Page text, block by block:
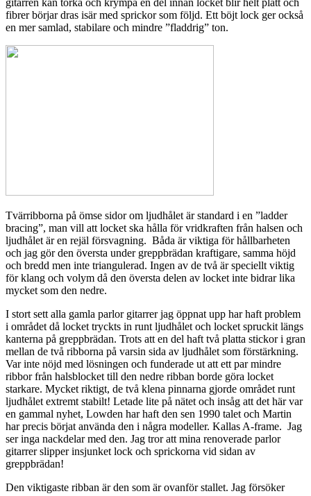
gitarren kan torka och krympa en del innan locket blir helt platt och
fibrer börjar dras isär med sprickor som följd. Ett böjt lock ger också
en mer samlad, stabilare och mindre ”fladdrig” ton.
Tvärribborna på ömse sidor om ljudhålet är standard i en ”ladder
bracing”, man vill att locket ska hålla för vridkraften från halsen och
ljudhålet är en rejäl försvagning. Båda är viktiga för hållbarheten
och jag gör den översta under greppbrädan kraftigare, samma höjd
och bredd men inte triangulerad. Ingen av de två är speciellt viktig
för klang och volym då den översta delen av locket inte bidrar lika
mycket som den nedre.
I stort sett alla gamla parlor gitarrer jag öppnat upp har haft problem
i området då locket tryckts in runt ljudhålet och locket spruckit längs
kanterna på greppbrädan. Trots att en del haft två platta stickor i gran
mellan de två ribborna på varsin sida av ljudhålet som förstärkning.
Var inte nöjd med lösningen och funderade ut att ett par mindre
ribbor från halsblocket till den nedre ribban borde göra locket
starkare. Mycket riktigt, de två klena pinnarna gjorde området runt
ljudhålet extremt stabilt! Letade lite på nätet och insåg att det här var
en gammal nyhet, Lowden har haft den sen 1990 talet och Martin
har precis börjat använda den i några modeller. Kallas A-frame. Jag
ser inga nackdelar med den. Jag tror att mina renoverade parlor
gitarrer slipper insjunket lock och sprickorna vid sidan av
greppbrädan!
Den viktigaste ribban är den som är ovanför stallet. Jag försöker